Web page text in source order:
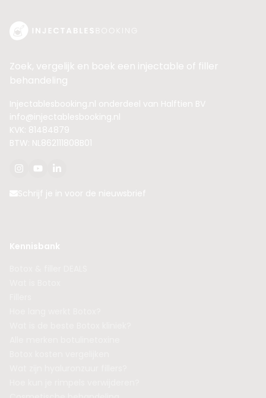
Zoek, vergelijk en boek een injectable of filler
behandeling
Injectablesbooking.nl onderdeel van Halftien BV
info@injectablesbooking.nl
KVK: 81484879
BTW: NL862111808B01
Schrijf je in voor de nieuwsbrief
Kennisbank